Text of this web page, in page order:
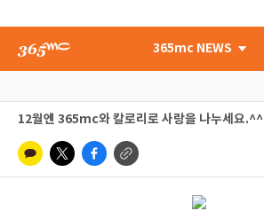
365mc NEWS
12월엔 365mc와 칼로리로 사랑을 나누세요.^^